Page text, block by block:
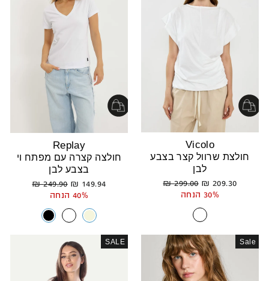
Vicolo
חולצת שרוול קצר בצבע
לבן
209.30 ₪
מחיר
רגיל
299.00 ₪
מחיר
30% הנחה
Replay
חולצה קצרה עם מפתח וי
בצבע לבן
149.94 ₪
מחיר
רגיל
249.90 ₪
מחיר
40% הנחה
Sale
SALE